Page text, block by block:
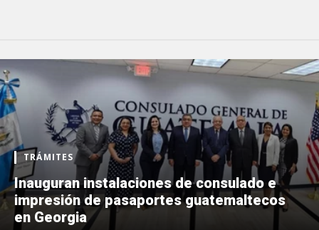
TRÁMITES
Inauguran instalaciones de consulado e
impresión de pasaportes guatemaltecos
en Georgia